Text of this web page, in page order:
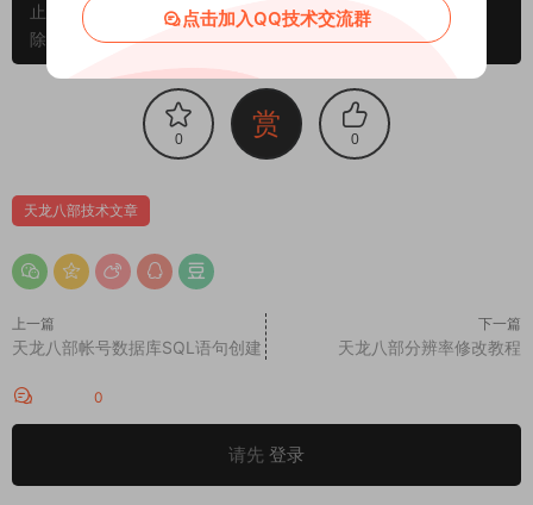
止下载本站资源参与商业和非法行为，请在24小时之内自行删
除！
0 赏 0
天龙八部技术文章
上一篇
天龙八部帐号数据库SQL语句创建
下一篇
天龙八部分辨率修改教程
0
请先 登录
点击加入QQ技术交流群